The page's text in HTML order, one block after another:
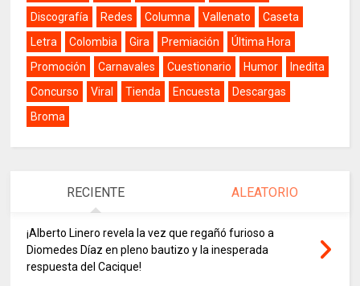
Discografía
Redes Columna Vallenato
Caseta
Letra
Colombia Gira Premiación
Última Hora
Promoción
Carnavales Cuestionario Humor
Inedita
Concurso
Viral Tienda Encuesta
Descargas
Broma
RECIENTE ALEATORIO
¡Alberto Linero revela la vez que regañó furioso a
Diomedes Díaz en pleno bautizo y la inesperada
respuesta del Cacique!